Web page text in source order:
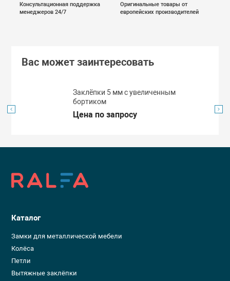
Консультационная поддержка
менеджеров 24/7
Оригинальные товары от
европейских производителей
Вас может заинтересовать
Заклёпки 5 мм с увеличенным
бортиком
Цена по запросу
Каталог
Замки для металлической мебели
Колёса
Петли
Вытяжные заклёпки